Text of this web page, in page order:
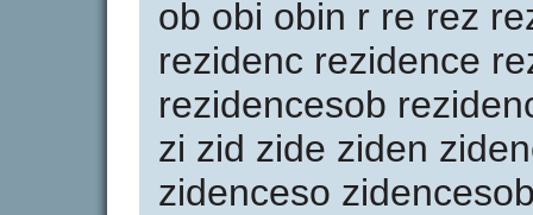
ob obi obin r re rez
rezidenc rezidence
rezidencesob
zi zid zide ziden
zidenceso